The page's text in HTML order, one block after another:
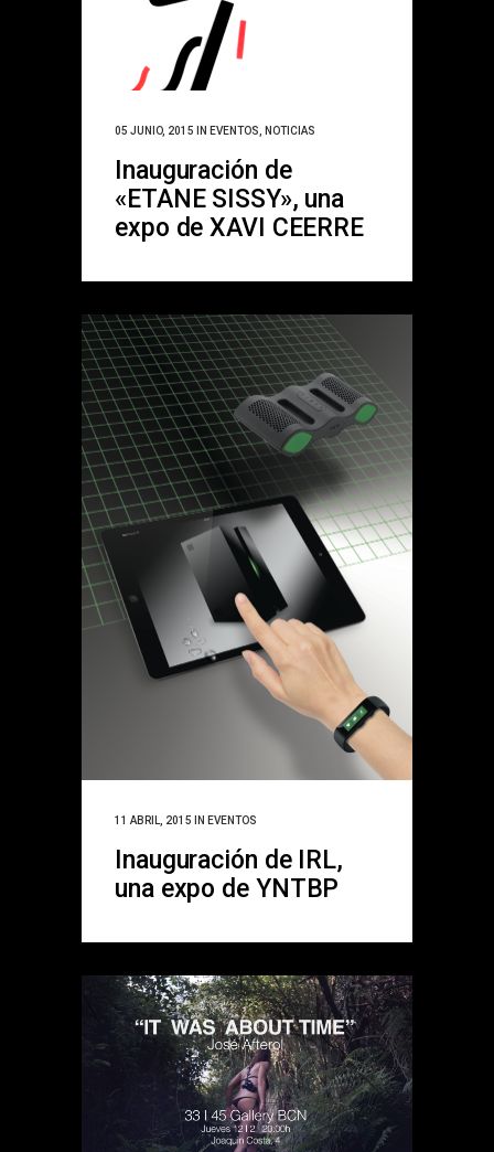
05 JUNIO, 2015 IN EVENTOS NOTICIAS
Inauguración de
«ETANE SISSY», una
expo de XAVI CEERRE
11 ABRIL, 2015 IN EVENTOS
Inauguración de IRL,
una expo de YNTBP